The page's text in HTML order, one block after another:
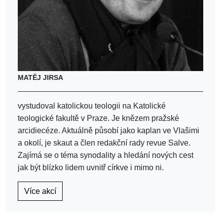
MATĚJ JIRSA
vystudoval katolickou teologii na Katolické
teologické fakultě v Praze. Je knězem pražské
arcidiecéze. Aktuálně působí jako kaplan ve Vlašimi
a okolí, je skaut a člen redakční rady revue Salve.
Zajímá se o téma synodality a hledání nových cest
jak být blízko lidem uvnitř církve i mimo ni.
Více akcí